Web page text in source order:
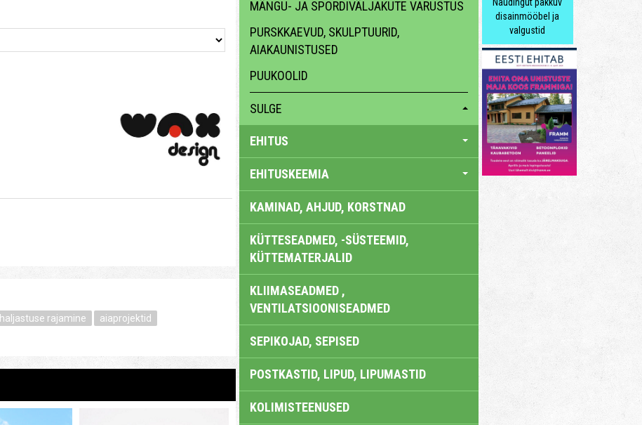
haljastuse rajamine
aiaprojektid
MÄNGU- JA SPORDIVÄLJAKUTE VARUSTUS
PURSKKAEVUD, SKULPTUURID,
AIAKAUNISTUSED
PUUKOOLID
SULGE
EHITUS
EHITUSKEEMIA
KAMINAD, AHJUD, KORSTNAD
KÜTTESEADMED, -SÜSTEEMID,
KÜTTEMATERJALID
KLIIMASEADMED ,
VENTILATSIOONISEADMED
SEPIKOJAD, SEPISED
POSTKASTID, LIPUD, LIPUMASTID
KOLIMISTEENUSED
disainmööbel ja
valgustid